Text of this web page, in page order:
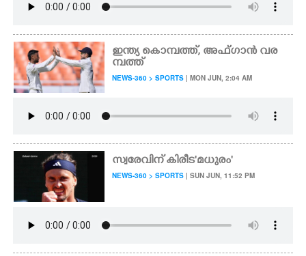
ഇന്ത്യ കൊമ്പത്ത്, അഫ്ഗാൻ വര
മ്പത്ത്
NEWS-360 > SPORTS | MON JUN, 2:04 AM
സ്വരേവിന് കിരീട'മധുരം'
NEWS-360 > SPORTS | SUN JUN, 11:52 PM